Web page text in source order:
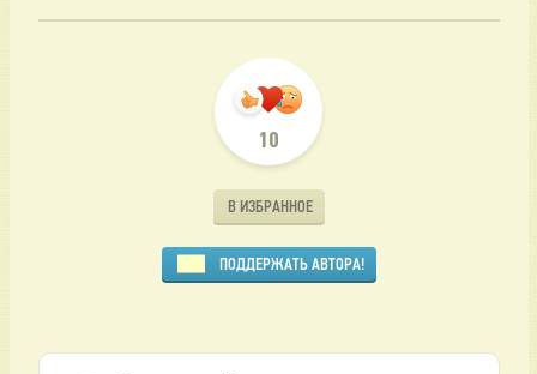
10
В ИЗБРАННОЕ
ПОДДЕРЖАТЬ АВТОРА!